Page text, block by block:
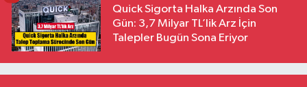
Quick Sigorta Halka Arzında Son
Gün: 3,7 Milyar TL’lik Arz İçin
Talepler Bugün Sona Eriyor